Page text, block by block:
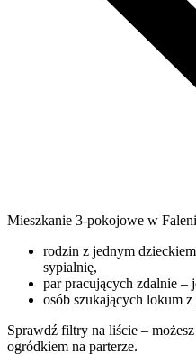
Mieszkanie 3-pokojowe w
rodzin z jednym
sypialnię,
par pracujących zdalnie –
osób szukających lokum
Sprawdź filtry na liście –
ogródkiem na parterze.